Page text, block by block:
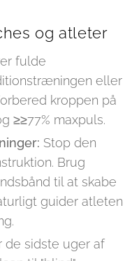
og atleter
fulde
eller
kroppen på
≥≥77% maxpuls.
Stop den
Brug
til at skabe
guider atleten
de sidste uger af